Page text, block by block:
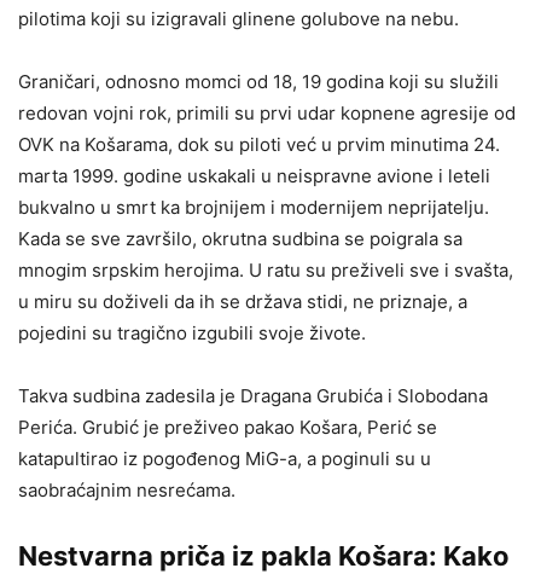
pilotima koji su izigravali glinene golubove na nebu.
Graničari, odnosno momci od 18, 19 godina koji su služili
redovan vojni rok, primili su prvi udar kopnene agresije od
OVK na Košarama, dok su piloti već u prvim minutima 24.
marta 1999. godine uskakali u neispravne avione i leteli
bukvalno u smrt ka brojnijem i modernijem neprijatelju.
Kada se sve završilo, okrutna sudbina se poigrala sa
mnogim srpskim herojima. U ratu su preživeli sve i svašta,
u miru su doživeli da ih se država stidi, ne priznaje, a
pojedini su tragično izgubili svoje živote.
Takva sudbina zadesila je Dragana Grubića i Slobodana
Perića. Grubić je preživeo pakao Košara, Perić se
katapultirao iz pogođenog MiG-a, a poginuli su u
saobraćajnim nesrećama.
Nestvarna priča iz pakla Košara: Kako